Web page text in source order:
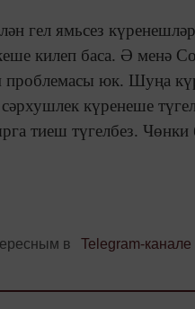
гел ямьсез
килеп баса. Ә менә
проблемасы юк. Шуңа
күренеше
тиеш түгелбез.
в Telegram-канале